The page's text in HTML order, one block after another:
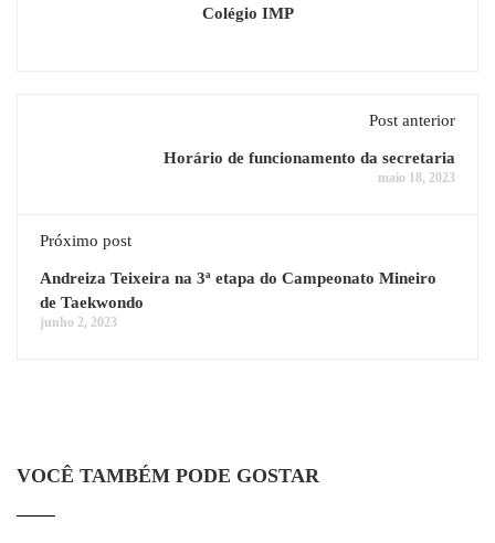
Colégio IMP
Post anterior
Horário de funcionamento da secretaria
maio 18, 2023
Próximo post
Andreiza Teixeira na 3ª etapa do Campeonato Mineiro
de Taekwondo
junho 2, 2023
VOCÊ TAMBÉM PODE GOSTAR